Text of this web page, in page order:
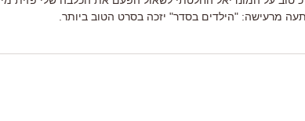
מרעישה: "הילדים בסדר" יזכה בסרט הטוב ביותר.